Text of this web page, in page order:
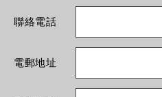
聯絡電話
電郵地址